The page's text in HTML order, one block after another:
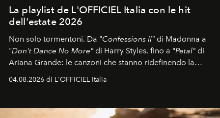
La playlist de L'OFFICIEL Italia con le hit
dell'estate 2026
Non solo tormentoni. Da "Confessions II" di Madonna a
"Don't Dance No More" di Harry Styles, fino a "Petal" di
Ariana Grande: le canzoni che stanno ridefinendo la
colonna sonora della stagione.
04.08.2026 di L'OFFICIEL Italia